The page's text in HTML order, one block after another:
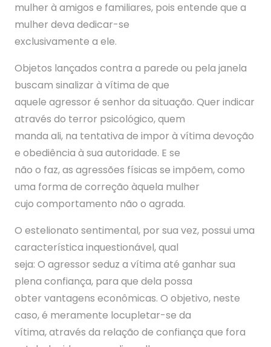
mulher à amigos e familiares, pois entende que a
mulher deva dedicar-se
exclusivamente a ele.
Objetos lançados contra a parede ou pela janela
buscam sinalizar à vítima de que
aquele agressor é senhor da situação. Quer indicar
através do terror psicológico, quem
manda ali, na tentativa de impor à vítima devoção
e obediência à sua autoridade. E se
não o faz, as agressões físicas se impõem, como
uma forma de correção àquela mulher
cujo comportamento não o agrada.
O estelionato sentimental, por sua vez, possui uma
característica inquestionável, qual
seja: O agressor seduz a vítima até ganhar sua
plena confiança, para que dela possa
obter vantagens econômicas. O objetivo, neste
caso, é meramente locupletar-se da
vítima, através da relação de confiança que fora